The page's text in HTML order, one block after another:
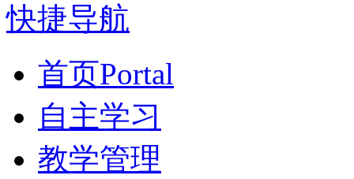
快捷导航
首页Portal
自主学习
教学管理